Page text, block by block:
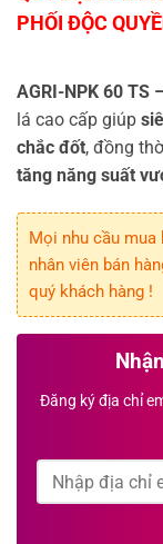
AGRI-NPK 60 TS
lá cao cấp giúp
chắc đốt, đồng
tăng năng suất
Mọi nhu cầu mua
nhân viên bán
quý khách hàng !
Đăng ký địa chỉ